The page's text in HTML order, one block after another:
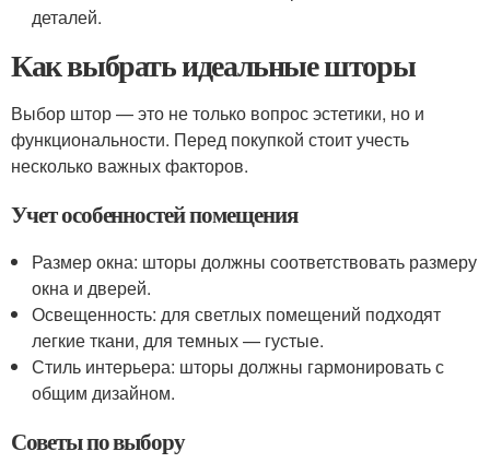
деталей.
Как выбрать идеальные шторы
Выбор штор — это не только вопрос эстетики, но и
функциональности. Перед покупкой стоит учесть
несколько важных факторов.
Учет особенностей помещения
Размер окна: шторы должны соответствовать размеру
окна и дверей.
Освещенность: для светлых помещений подходят
легкие ткани, для темных — густые.
Стиль интерьера: шторы должны гармонировать с
общим дизайном.
Советы по выбору